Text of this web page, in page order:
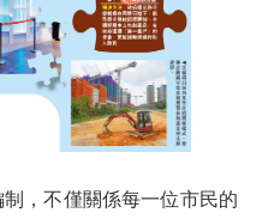
，不僅關係每一位市民的